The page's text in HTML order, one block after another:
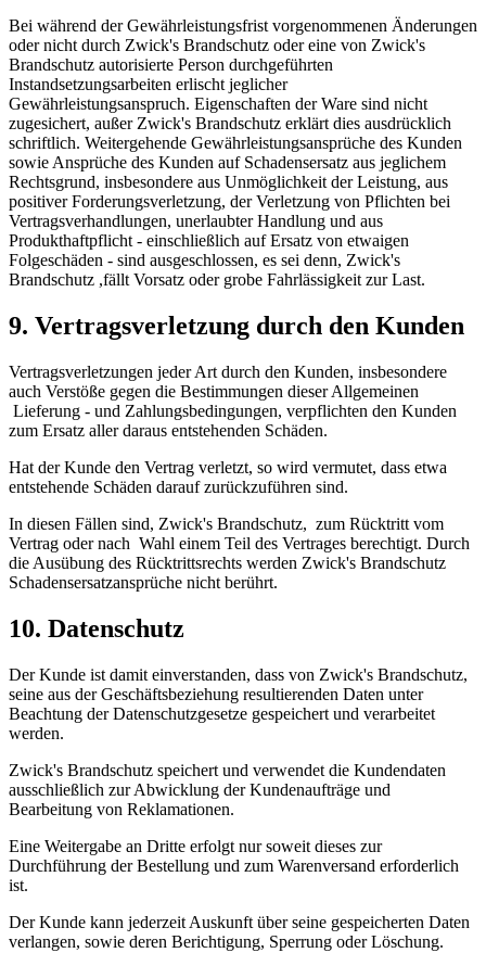
Bei während der Gewährleistungsfrist vorgenommenen Änderungen
oder nicht durch Zwick's Brandschutz oder eine von Zwick's
Brandschutz autorisierte Person durchgeführten
Instandsetzungsarbeiten erlischt jeglicher
Gewährleistungsanspruch. Eigenschaften der Ware sind nicht
zugesichert, außer Zwick's Brandschutz erklärt dies ausdrücklich
schriftlich. Weitergehende Gewährleistungsansprüche des Kunden
sowie Ansprüche des Kunden auf Schadensersatz aus jeglichem
Rechtsgrund, insbesondere aus Unmöglichkeit der Leistung, aus
positiver Forderungsverletzung, der Verletzung von Pflichten bei
Vertragsverhandlungen, unerlaubter Handlung und aus
Produkthaftpflicht - einschließlich auf Ersatz von etwaigen
Folgeschäden - sind ausgeschlossen, es sei denn, Zwick's
Brandschutz ,fällt Vorsatz oder grobe Fahrlässigkeit zur Last.
9. Vertragsverletzung durch den Kunden
Vertragsverletzungen jeder Art durch den Kunden, insbesondere
auch Verstöße gegen die Bestimmungen dieser Allgemeinen
Lieferung - und Zahlungsbedingungen, verpflichten den Kunden
zum Ersatz aller daraus entstehenden Schäden.
Hat der Kunde den Vertrag verletzt, so wird vermutet, dass etwa
entstehende Schäden darauf zurückzuführen sind.
In diesen Fällen sind, Zwick's Brandschutz, zum Rücktritt vom
Vertrag oder nach Wahl einem Teil des Vertrages berechtigt. Durch
die Ausübung des Rücktrittsrechts werden Zwick's Brandschutz
Schadensersatzansprüche nicht berührt.
10. Datenschutz
Der Kunde ist damit einverstanden, dass von Zwick's Brandschutz,
seine aus der Geschäftsbeziehung resultierenden Daten unter
Beachtung der Datenschutzgesetze gespeichert und verarbeitet
werden.
Zwick's Brandschutz speichert und verwendet die Kundendaten
ausschließlich zur Abwicklung der Kundenaufträge und
Bearbeitung von Reklamationen.
Eine Weitergabe an Dritte erfolgt nur soweit dieses zur
Durchführung der Bestellung und zum Warenversand erforderlich
ist.
Der Kunde kann jederzeit Auskunft über seine gespeicherten Daten
verlangen, sowie deren Berichtigung, Sperrung oder Löschung.